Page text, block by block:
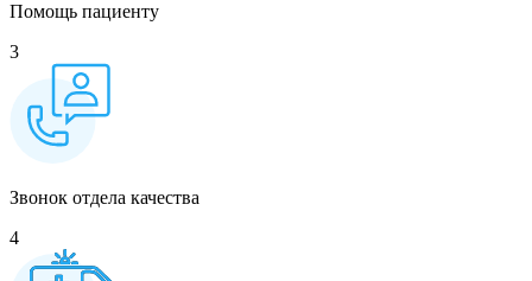
Помощь пациенту
3
Звонок отдела качества
4